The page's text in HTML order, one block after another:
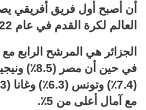
أن أصبح أول فريق أفريقي
العالم لكرة القدم في عام 2022.
مع آمال أعلى من 5٪.